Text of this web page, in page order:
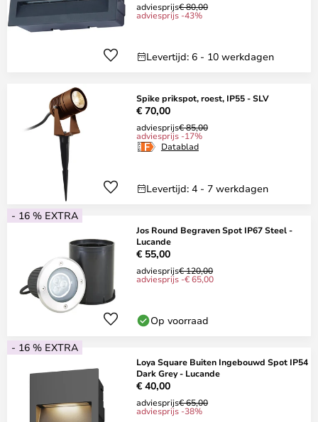
adviesprijs€ 80,00
adviesprijs -43%
Levertijd: 6 - 10 werkdagen
Spike prikspot, roest, IP55 - SLV
€ 70,00
adviesprijs€ 85,00
adviesprijs -17%
Datablad
Levertijd: 4 - 7 werkdagen
- 16 % EXTRA
Jos Round Begraven Spot IP67 Steel -
Lucande
€ 55,00
adviesprijs€ 120,00
adviesprijs -€ 65,00
Op voorraad
- 16 % EXTRA
Loya Square Buiten Ingebouwd Spot IP54
Dark Grey - Lucande
€ 40,00
adviesprijs€ 65,00
adviesprijs -38%